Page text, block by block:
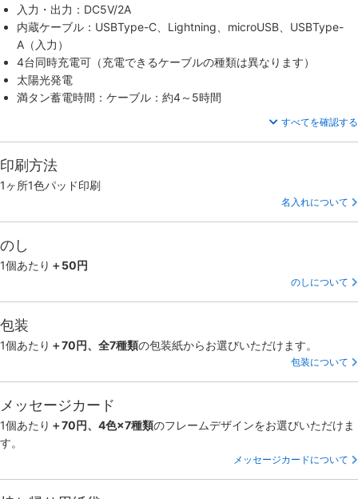
入力・出力：DC5V/2A
内蔵ケーブル：USBType-C、Lightning、microUSB、USBType-
A（入力）
4台同時充電可（充電できるケーブルの種類は異なります）
太陽光発電
満タン蓄電時間：ケーブル：約4～5時間
すべてを確認する
印刷方法
1ヶ所1色パッド印刷
名入れについて
のし
1個あたり ＋50円
のしについて
包装
1個あたり ＋70円、全7種類の包装紙からお選びいただけます。
包装について
メッセージカード
1個あたり ＋70円、4色×7種類のフレームデザインをお選びいただけま
す。
メッセージカードについて